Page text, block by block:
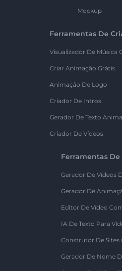
Mockup
Ferramentas De
Visualizador De Música
Criar Animação Grátis
Animação De Logo
Criador De Intros
Gerador De Texto
Criador De Vídeos
Ferramentas De
Gerador De Vídeos
Gerador De
Editor De Vídeo
IA De Texto Para
Construtor De Sites
Gerador De Nome